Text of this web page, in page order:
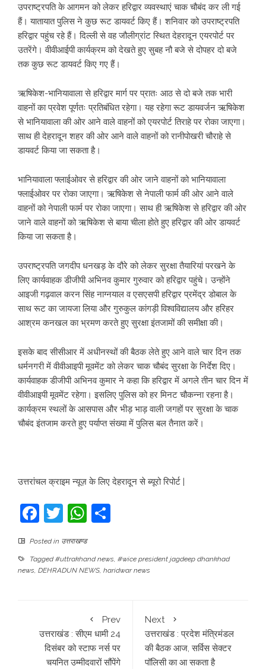
उपराष्ट्रपति के आगमन को लेकर हरिद्वार व्यवस्थाएं चाक चौबंद कर ली गई
हैं। यातायात पुलिस ने कुछ रूट डायवर्ट किए हैं। शनिवार को उपराष्ट्रपति
हरिद्वार पहुंच रहे हैं। दिल्ली से वह जौलीग्रांट स्थित देहरादून एयरपोर्ट पर
उतरेंगे। वीवीआईपी कार्यक्रम को देखते हुए सुबह नौ बजे से दोपहर दो बजे
तक कुछ रूट डायवर्ट किए गए हैं।
ऋषिकेश-भानियावाला से हरिद्वार मार्ग पर प्रातः आठ से दो बजे तक भारी
वाहनों का प्रवेश पूर्णतः प्रतिबंधित रहेगा। यह रहेगा रूट डायवर्जन ऋषिकेश
से भानियावाला की ओर आने वाले वाहनों को एयरपोर्ट तिराहे पर रोका जाएगा।
साथ ही देहरादून शहर की ओर आने वाले वाहनों को रानीपोखरी चौराहे से
डायवर्ट किया जा सकता है।
भानियावाला फ्लाईओवर से हरिद्वार की ओर जाने वाहनों को भानियावाला
फ्लाईओवर पर रोका जाएगा। ऋषिकेश से नेपाली फार्म की ओर आने वाले
वाहनों को नेपाली फार्म पर रोका जाएगा। साथ ही ऋषिकेश से हरिद्वार की ओर
जाने वाले वाहनों को ऋषिकेश से बाया चीला होते हुए हरिद्वार की ओर डायवर्ट
किया जा सकता है।
उपराष्ट्रपति जगदीप धनखड़ के दौरे को लेकर सुरक्षा तैयारियां परखने के
लिए कार्यवाहक डीजीपी अभिनव कुमार गुरुवार को हरिद्वार पहुंचे। उन्होंने
आइजी गढ़वाल करन सिंह नाग्नयाल व एसएसपी हरिद्वार प्रमेंद्र डोबाल के
साथ रूट का जायजा लिया और गुरुकुल कांगड़ी विश्वविद्यालय और हरिहर
आश्रम कनखल का भ्रमण करते हुए सुरक्षा इंतजामों की समीक्षा की।
इसके बाद सीसीआर में अधीनस्थों की बैठक लेते हुए आने वाले चार दिन तक
धर्मनगरी में वीवीआइपी मूवमेंट को लेकर चाक चौबंद सुरक्षा के निर्देश दिए।
कार्यवाहक डीजीपी अभिनव कुमार ने कहा कि हरिद्वार में अगले तीन चार दिन में
वीवीआइपी मूवमेंट रहेगा। इसलिए पुलिस को हर मिनट चौकन्ना रहना है।
कार्यक्रम स्थलों के आसपास और भीड़ भाड़ वाली जगहों पर सुरक्षा के चाक
चौबंद इंतजाम करते हुए पर्याप्त संख्या में पुलिस बल तैनात करें।
उत्तरांचल क्राइम न्यूज़ के लिए देहरादून से ब्यूरो रिपोर्ट |
Facebook
TwitterWhatsApp
Posted in उत्तराखण्ड
Tagged#uttrakhand news, #wice president jagdeep dhankhad
news, DEHRADUN NEWS, haridwar news
Prev
उत्तराखंड : सीएम धामी 24
दिसंबर को स्टाफ नर्स पर
चयनित उम्मीदवारों सौंपेंगे
Next
उत्तराखंड : प्रदेश मंत्रिमंडल
की बैठक आज, सर्विस सेक्टर
पॉलिसी का आ सकता है